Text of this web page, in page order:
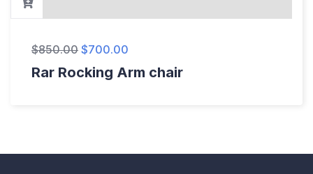
$850.00 $700.00
Rar Rocking Arm chair